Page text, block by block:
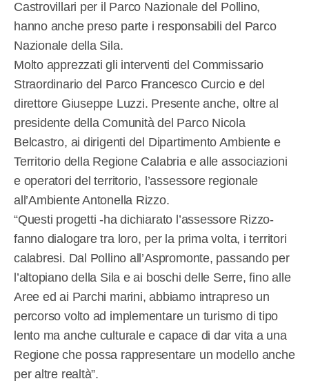
Castrovillari per il Parco Nazionale del Pollino,
hanno anche preso parte i responsabili del Parco
Nazionale della Sila.
Molto apprezzati gli interventi del Commissario
Straordinario del Parco Francesco Curcio e del
direttore Giuseppe Luzzi. Presente anche, oltre al
presidente della Comunità del Parco Nicola
Belcastro, ai dirigenti del Dipartimento Ambiente e
Territorio della Regione Calabria e alle associazioni
e operatori del territorio, l’assessore regionale
all’Ambiente Antonella Rizzo.
“Questi progetti -ha dichiarato l’assessore Rizzo-
fanno dialogare tra loro, per la prima volta, i territori
calabresi. Dal Pollino all’Aspromonte, passando per
l’altopiano della Sila e ai boschi delle Serre, fino alle
Aree ed ai Parchi marini, abbiamo intrapreso un
percorso volto ad implementare un turismo di tipo
lento ma anche culturale e capace di dar vita a una
Regione che possa rappresentare un modello anche
per altre realtà”.